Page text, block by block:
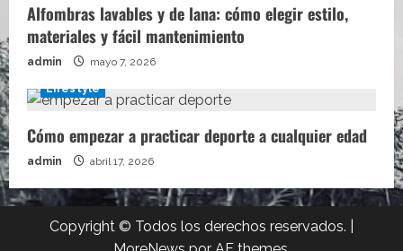
Alfombras lavables y de lana: cómo elegir estilo,
materiales y fácil mantenimiento
admin mayo 7, 2026
Lifestyle
Cómo empezar a practicar deporte a cualquier edad
admin abril 17, 2026
Copyright © Todos los derechos reservados.